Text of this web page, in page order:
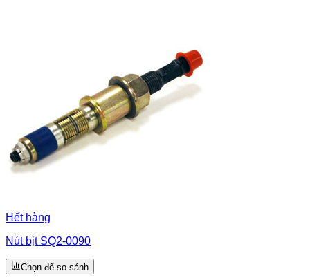
Hết hàng
Nút bịt SQ2-0090
Chọn để so sánh